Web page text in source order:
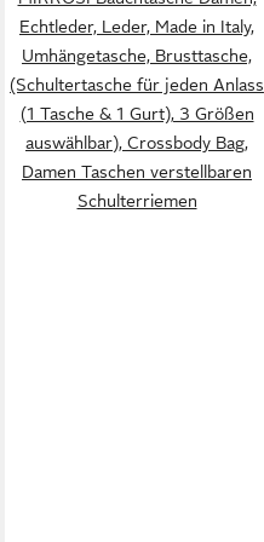
Echtleder, Leder, Made in Italy,
Umhängetasche, Brusttasche,
(Schultertasche für jeden Anlass
(1 Tasche & 1 Gurt), 3 Größen
auswählbar), Crossbody Bag,
Damen Taschen verstellbaren
Schulterriemen